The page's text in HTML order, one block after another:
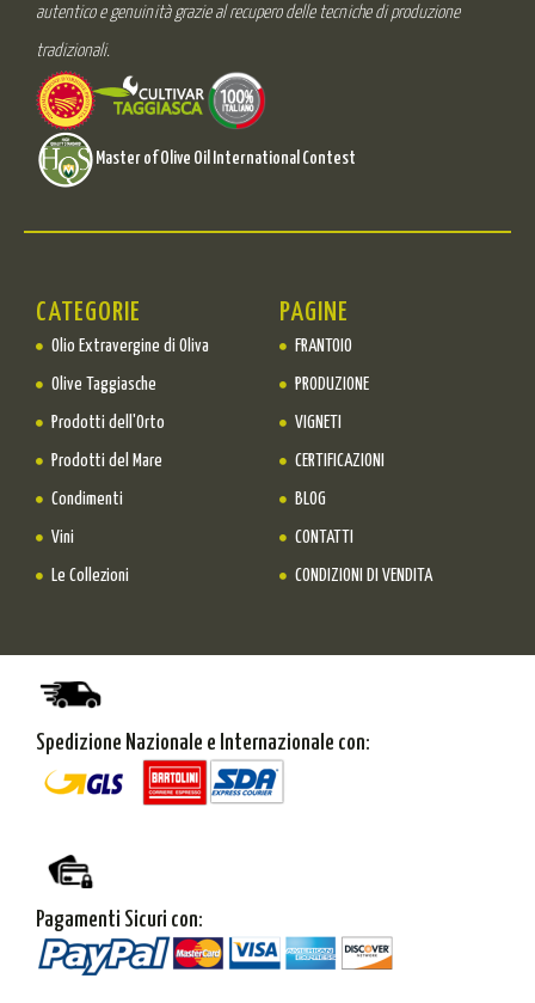
autentico e genuinità grazie al recupero delle tecniche di produzione
tradizionali.
Master of Olive Oil International Contest
CATEGORIE
Olio Extravergine di Oliva
Olive Taggiasche
Prodotti dell'Orto
Prodotti del Mare
Condimenti
Vini
Le Collezioni
PAGINE
FRANTOIO
PRODUZIONE
VIGNETI
CERTIFICAZIONI
BLOG
CONTATTI
CONDIZIONI DI VENDITA
Spedizione Nazionale e Internazionale con:
Pagamenti Sicuri con: